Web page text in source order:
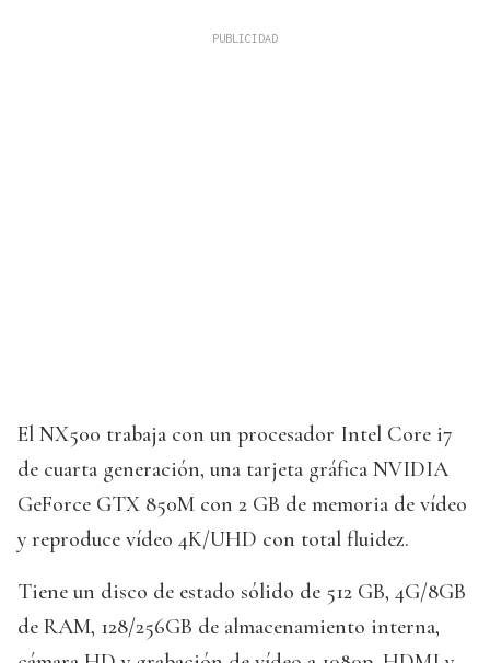
El NX500 trabaja con un procesador Intel Core i7
de cuarta generación, una tarjeta gráfica NVIDIA
GeForce GTX 850M con 2 GB de memoria de vídeo
y reproduce vídeo 4K/UHD con total fluidez.
Tiene un disco de estado sólido de 512 GB, 4G/8GB
de RAM, 128/256GB de almacenamiento interna,